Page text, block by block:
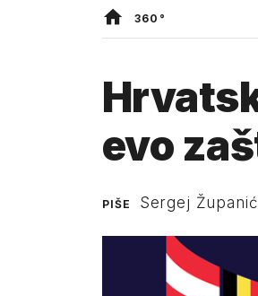
360°
evo
PIŠE Sergej Županić